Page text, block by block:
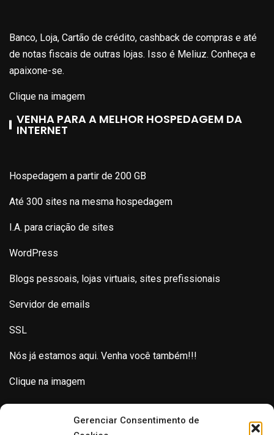
Gerenciar Consentimento de
Banco, Loja, Cartão de crédito, cashback de compras e até
de notas fiscais de outras lojas. Isso é Meliuz. Conheça e
apaixone-se.
Clique na imagem
VENHA PARA A MELHOR HOSPEDAGEM DA
INTERNET
Hospedagem a partir de 200 GB
Até 300 sites na mesma hospedagem
I.A. para criação de sites
WordPress
Blogs pessoais, lojas virtuais, sites prefissionais
Servidor de emails
SSL
Nós já estamos aqui. Venha você também!!!
Clique na imagem